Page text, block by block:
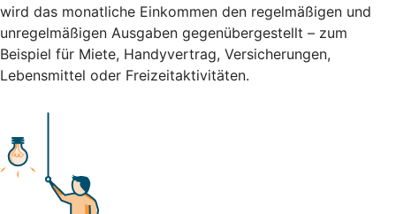
wird das monatliche Einkommen den regelmäßigen und
unregelmäßigen Ausgaben gegenübergestellt – zum
Beispiel für Miete, Handyvertrag, Versicherungen,
Lebensmittel oder Freizeitaktivitäten.